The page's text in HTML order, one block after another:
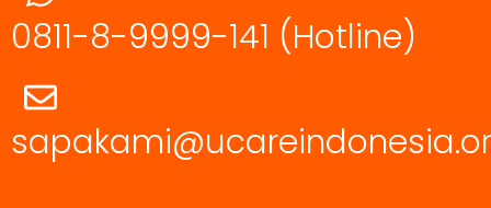
0811-8-9999-141 (Hotline)